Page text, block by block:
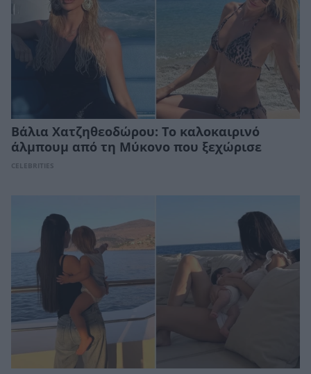
Βάλια Χατζηθεοδώρου: Το καλοκαιρινό
άλμπουμ από τη Μύκονο που ξεχώρισε
CELEBRITIES